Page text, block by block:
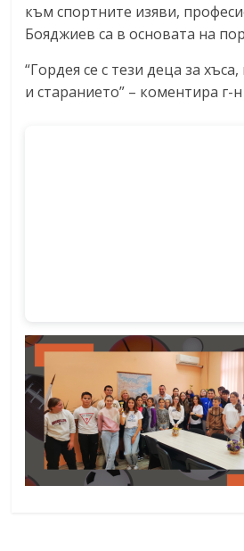
към спортните изяви,
Бояджиев са в основата на
“Гордея се с тези деца за
и старанието” – коментира г-